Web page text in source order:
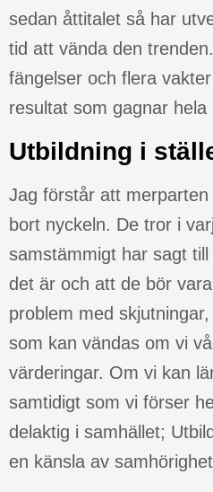
sedan åttitalet så har
tid att vända den
fängelser och flera
resultat som gagnar hela
Utbildning i
Jag förstår att
bort nyckeln. De tror i
samstämmigt har sagt
det är och att de bör
problem med
som kan vändas om vi
värderingar. Om vi kan
samtidigt som vi förser
delaktig i samhället;
en känsla av